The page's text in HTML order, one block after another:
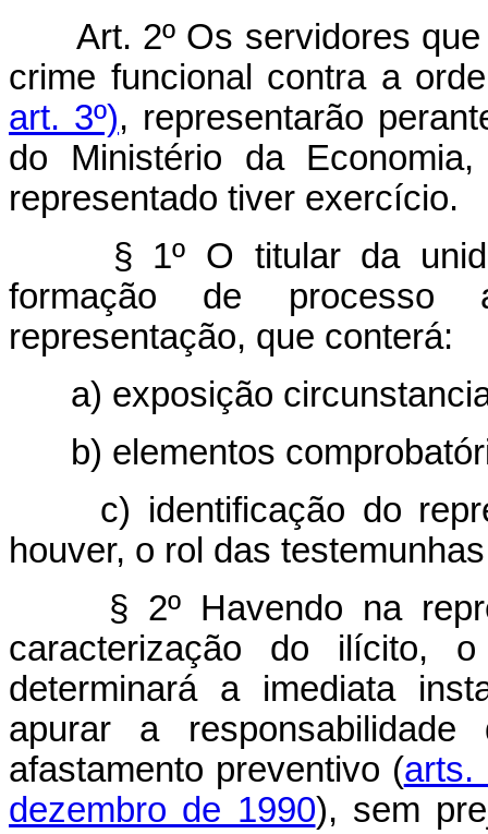
Art. 2º Os servidores
crime funcional contra a
art. 3º), representarão
do Ministério da
representado tiver exercício.
§ 1º O titular da
formação de processo
representação, que conterá:
a) exposição
b) elementos
c) identificação do
houver, o rol das
§ 2º Havendo na
caracterização do ilícito,
determinará a imediata
apurar a
afastamento preventivo (arts.
dezembro de 1990), sem